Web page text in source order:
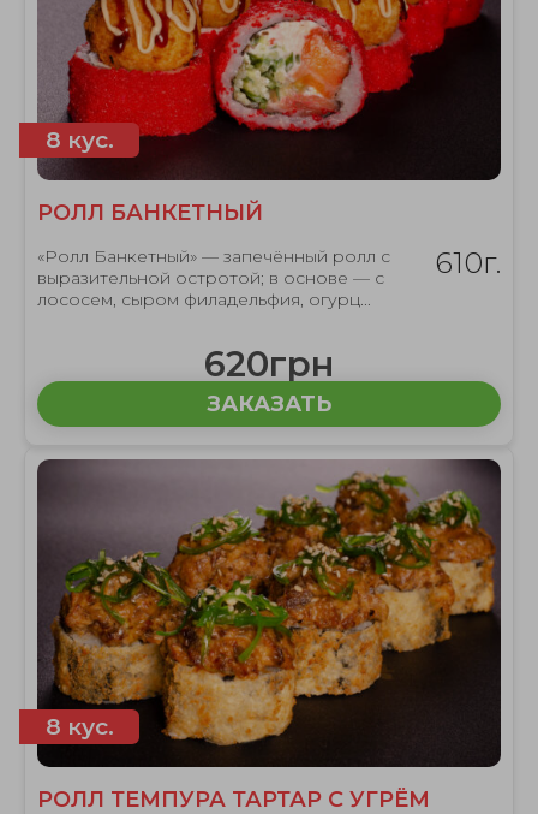
8 кус.
РОЛЛ БАНКЕТНЫЙ
«Ролл Банкетный» — запечённый ролл с
выразительной остротой; в основе — с
лососем, сыром филадельфия, огурц...
610г.
620грн
ЗАКАЗАТЬ
8 кус.
РОЛЛ ТЕМПУРА ТАРТАР С УГРЁМ